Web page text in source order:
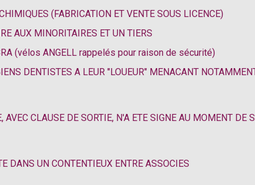
(FABRICATION ET VENTE SOUS LICENCE)
AUX MINORITAIRES ET UN TIERS
(vélos ANGELL rappelés pour raison de sécurité)
DENTISTES A LEUR "LOUEUR" MENACANT
CLAUSE DE SORTIE, N'A ETE SIGNE AU MOMENT DE
DANS UN CONTENTIEUX ENTRE ASSOCIES